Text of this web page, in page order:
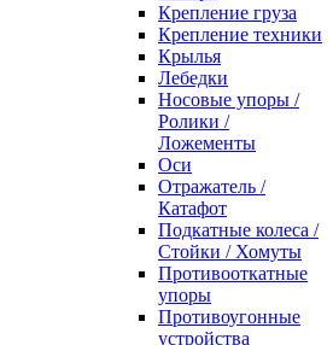
Крепление груза
Крепление техники
Крылья
Лебедки
Носовые упоры /
Ролики /
Ложементы
Оси
Отражатель /
Катафот
Подкатные колеса /
Стойки / Хомуты
Противооткатные
упоры
Противоугонные
устройства